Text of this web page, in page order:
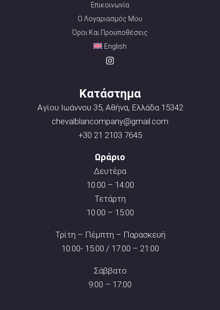
Επικοινωνία
Ο Λογαριασμός Μου
Όροι Και Προϋποθέσεις
English
Κατάστημα
Αγίου Ιωάννου 35, Αθήνα, Ελλάδα 15342
chevalblancompany@gmail.com
+30 21 2103 7645
Ωράριο
Δευτέρα
10:00 – 14:00
Τετάρτη
10:00 – 15:00
Τρίτη – Πέμπτη – Παρασκευή
10:00- 15:00 / 17:00 – 21:00
Σάββατο
9:00 – 17:00